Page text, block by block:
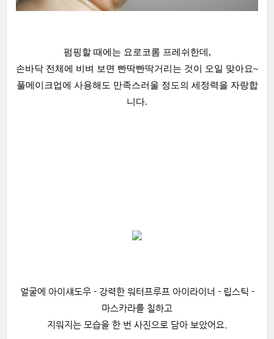
펌핑할 때에는 요로코롬 프레쉬한데,
손바닥 전체에 비벼 보면 빤딱빤딱거리는 것이 오일 맞아요~
풀메이크업에 사용해도 만족스러울 정도의 세정력을 자랑합
니다.
얼굴에 아이섀도우 - 강력한 워터프루프 아이라이너 - 립스틱 -
마스카라를 칠하고
지워지는 모습을 한 번 사진으로 담아 보았어요.